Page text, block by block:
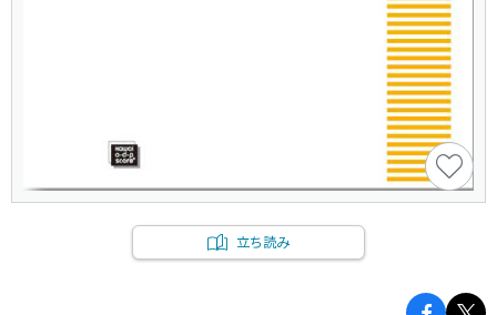
立ち読み